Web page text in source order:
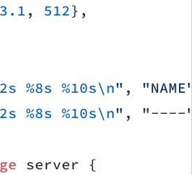
3.1, 512},
%8s %10s\n" ,
%8s %10s\n" , "----
server {